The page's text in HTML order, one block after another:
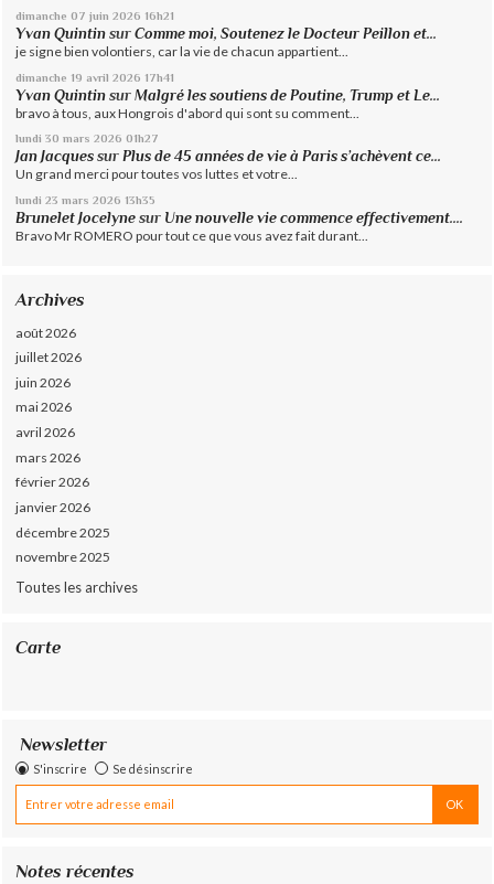
dimanche 07 juin 2026 16h21
Yvan Quintin surComme moi, Soutenez le Docteur Peillon et...
je signe bien volontiers, car la vie de chacun appartient...
dimanche 19 avril 2026 17h41
Yvan Quintin surMalgré les soutiens de Poutine, Trump et Le...
bravo à tous, aux Hongrois d'abord qui sont su comment...
lundi 30 mars 2026 01h27
Jan Jacques surPlus de 45 années de vie à Paris s’achèvent ce...
Un grand merci pour toutes vos luttes et votre...
lundi 23 mars 2026 13h35
Brunelet Jocelyne sur Une nouvelle vie commence effectivement....
Bravo Mr ROMERO pour tout ce que vous avez fait durant...
Archives
août 2026
juillet 2026
juin 2026
mai 2026
avril 2026
mars 2026
février 2026
janvier 2026
décembre 2025
novembre 2025
Toutes les archives
Carte
Newsletter
S'inscrire Se désinscrire
Notes récentes